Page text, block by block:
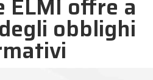
obblighi